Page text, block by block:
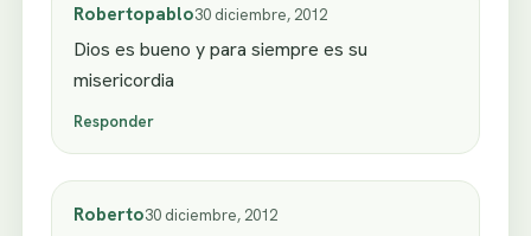
Robertopablo30 diciembre, 2012
Dios es bueno y para siempre es su
misericordia
Responder
Roberto30 diciembre, 2012